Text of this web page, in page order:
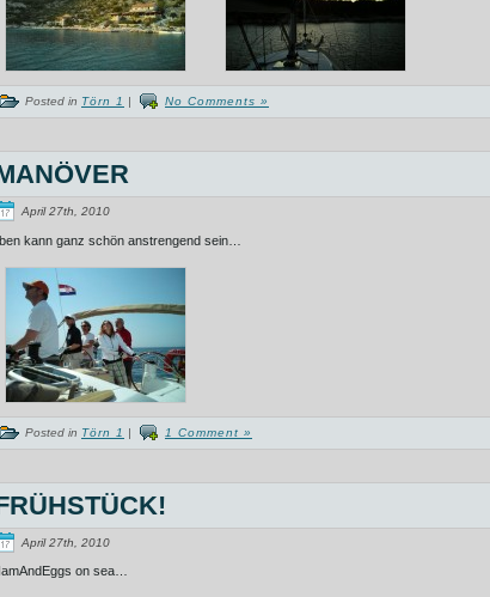
Posted in Törn 1 | No Comments »
April 27th, 2010
kann ganz schön anstrengend sein…
Posted in Törn 1 | 1 Comment »
April 27th, 2010
on sea…